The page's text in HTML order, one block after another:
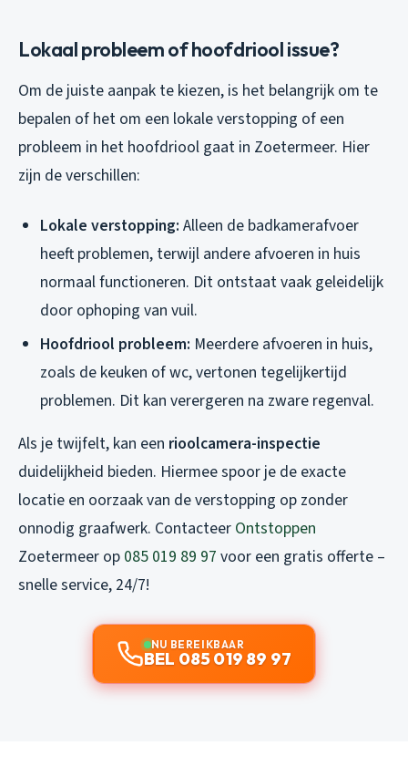
Lokaal probleem of hoofdriool issue?
Om de juiste aanpak te kiezen, is het belangrijk om te
bepalen of het om een lokale verstopping of een
probleem in het hoofdriool gaat in Zoetermeer. Hier
zijn de verschillen:
Lokale verstopping: Alleen de badkamerafvoer
heeft problemen, terwijl andere afvoeren in huis
normaal functioneren. Dit ontstaat vaak geleidelijk
door ophoping van vuil.
Hoofdriool probleem: Meerdere afvoeren in huis,
zoals de keuken of wc, vertonen tegelijkertijd
problemen. Dit kan verergeren na zware regenval.
Als je twijfelt, kan een rioolcamera-inspectie
duidelijkheid bieden. Hiermee spoor je de exacte
locatie en oorzaak van de verstopping op zonder
onnodig graafwerk. Contacteer Ontstoppen
Zoetermeer op 085 019 89 97 voor een gratis offerte –
snelle service, 24/7!
NU BEREIKBAAR
BEL 085 019 89 97